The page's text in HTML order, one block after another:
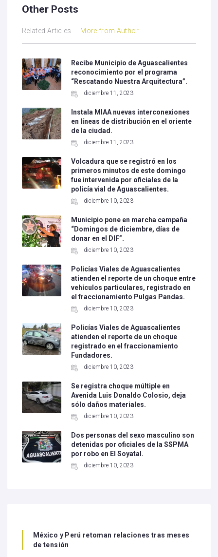
Other Posts
Related Articles More from Author
Recibe Municipio de Aguascalientes
reconocimiento por el programa
“Rescatando Nuestra Arquitectura”.
diciembre 11, 2023
Instala MIAA nuevas interconexiones
en líneas de distribución en el oriente
de la ciudad.
diciembre 11, 2023
Volcadura que se registró en los
primeros minutos de este domingo
fue intervenida por oficiales de la
policía vial de Aguascalientes.
diciembre 10, 2023
Municipio pone en marcha campaña
“Domingos de diciembre, días de
donar en el DIF”.
diciembre 10, 2023
Policías Viales de Aguascalientes
atienden el reporte de un choque entre
vehículos particulares, registrado en
el fraccionamiento Pulgas Pandas.
diciembre 10, 2023
Policías Viales de Aguascalientes
atienden el reporte de un choque
registrado en el fraccionamiento
Fundadores.
diciembre 10, 2023
Se registra choque múltiple en
Avenida Luis Donaldo Colosio, deja
sólo daños materiales.
diciembre 10, 2023
Dos personas del sexo masculino son
detenidas por oficiales de la SSPMA
por robo en El Soyatal.
diciembre 10, 2023
México y Perú retoman relaciones tras meses
de tensión